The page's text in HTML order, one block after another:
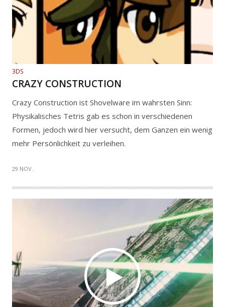
3DS
CRAZY CONSTRUCTION
Crazy Construction ist Shovelware im wahrsten Sinn:
Physikalisches Tetris gab es schon in verschiedenen
Formen, jedoch wird hier versucht, dem Ganzen ein wenig
mehr Persönlichkeit zu verleihen.
29 NOV.